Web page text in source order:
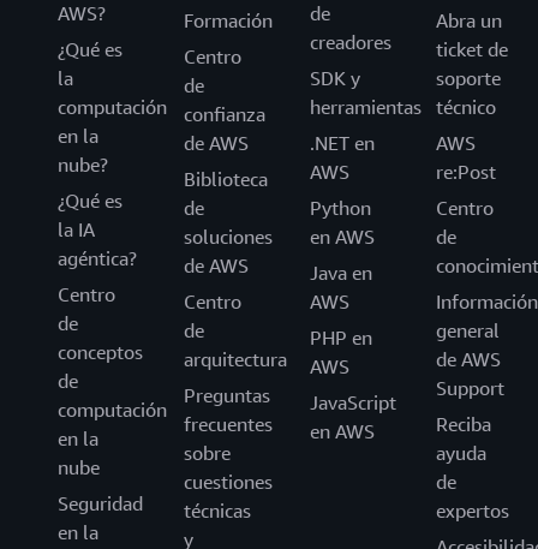
AWS?
¿Qué es
la
computación
en la
nube?
¿Qué es
la IA
agéntica?
Centro
de
conceptos
de
computación
en la
nube
Seguridad
en la
Formación
Centro
de
confianza
de AWS
Biblioteca
de
soluciones
de AWS
Centro
de
arquitectura
Preguntas
frecuentes
sobre
cuestiones
técnicas
y
de
creadores
SDK y
herramientas
.NET en
AWS
Python
en AWS
Java en
AWS
PHP en
AWS
JavaScript
en AWS
Abra un
ticket de
soporte
técnico
AWS
re:Post
Centro
de
Información
general
de AWS
Support
Reciba
ayuda
de
expertos